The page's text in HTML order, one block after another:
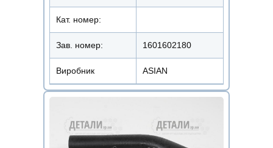
Кат. номер:
Зав. номер: 1601602180
Виробник ASIAN